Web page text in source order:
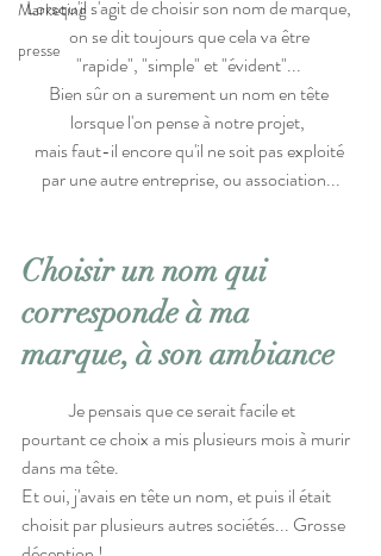
Marketing
presse
Lorsqu'il s'agit de choisir son nom de marque,
on se dit toujours que cela va être
"rapide", "simple" et "évident"...
Bien sûr on a surement un nom en tête
lorsque l'on pense à notre projet,
mais faut-il encore qu'il ne soit pas exploité
par une autre entreprise, ou association...
Choisir un nom qui
corresponde à ma
marque, à son ambiance
	Je pensais que ce serait facile et
pourtant ce choix a mis plusieurs mois à murir
dans ma tête.
Et oui, j'avais en tête un nom, et puis il était
choisit par plusieurs autres sociétés... Grosse